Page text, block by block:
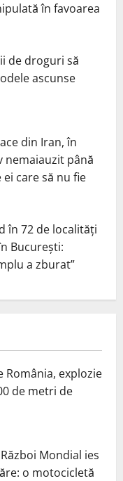
în favoarea
de droguri să
ascunse
din Iran, în
până
care să nu fie
în 72 de localități
București:
a zburat”
explozie
de metri de
Mondial ies
o motocicletă